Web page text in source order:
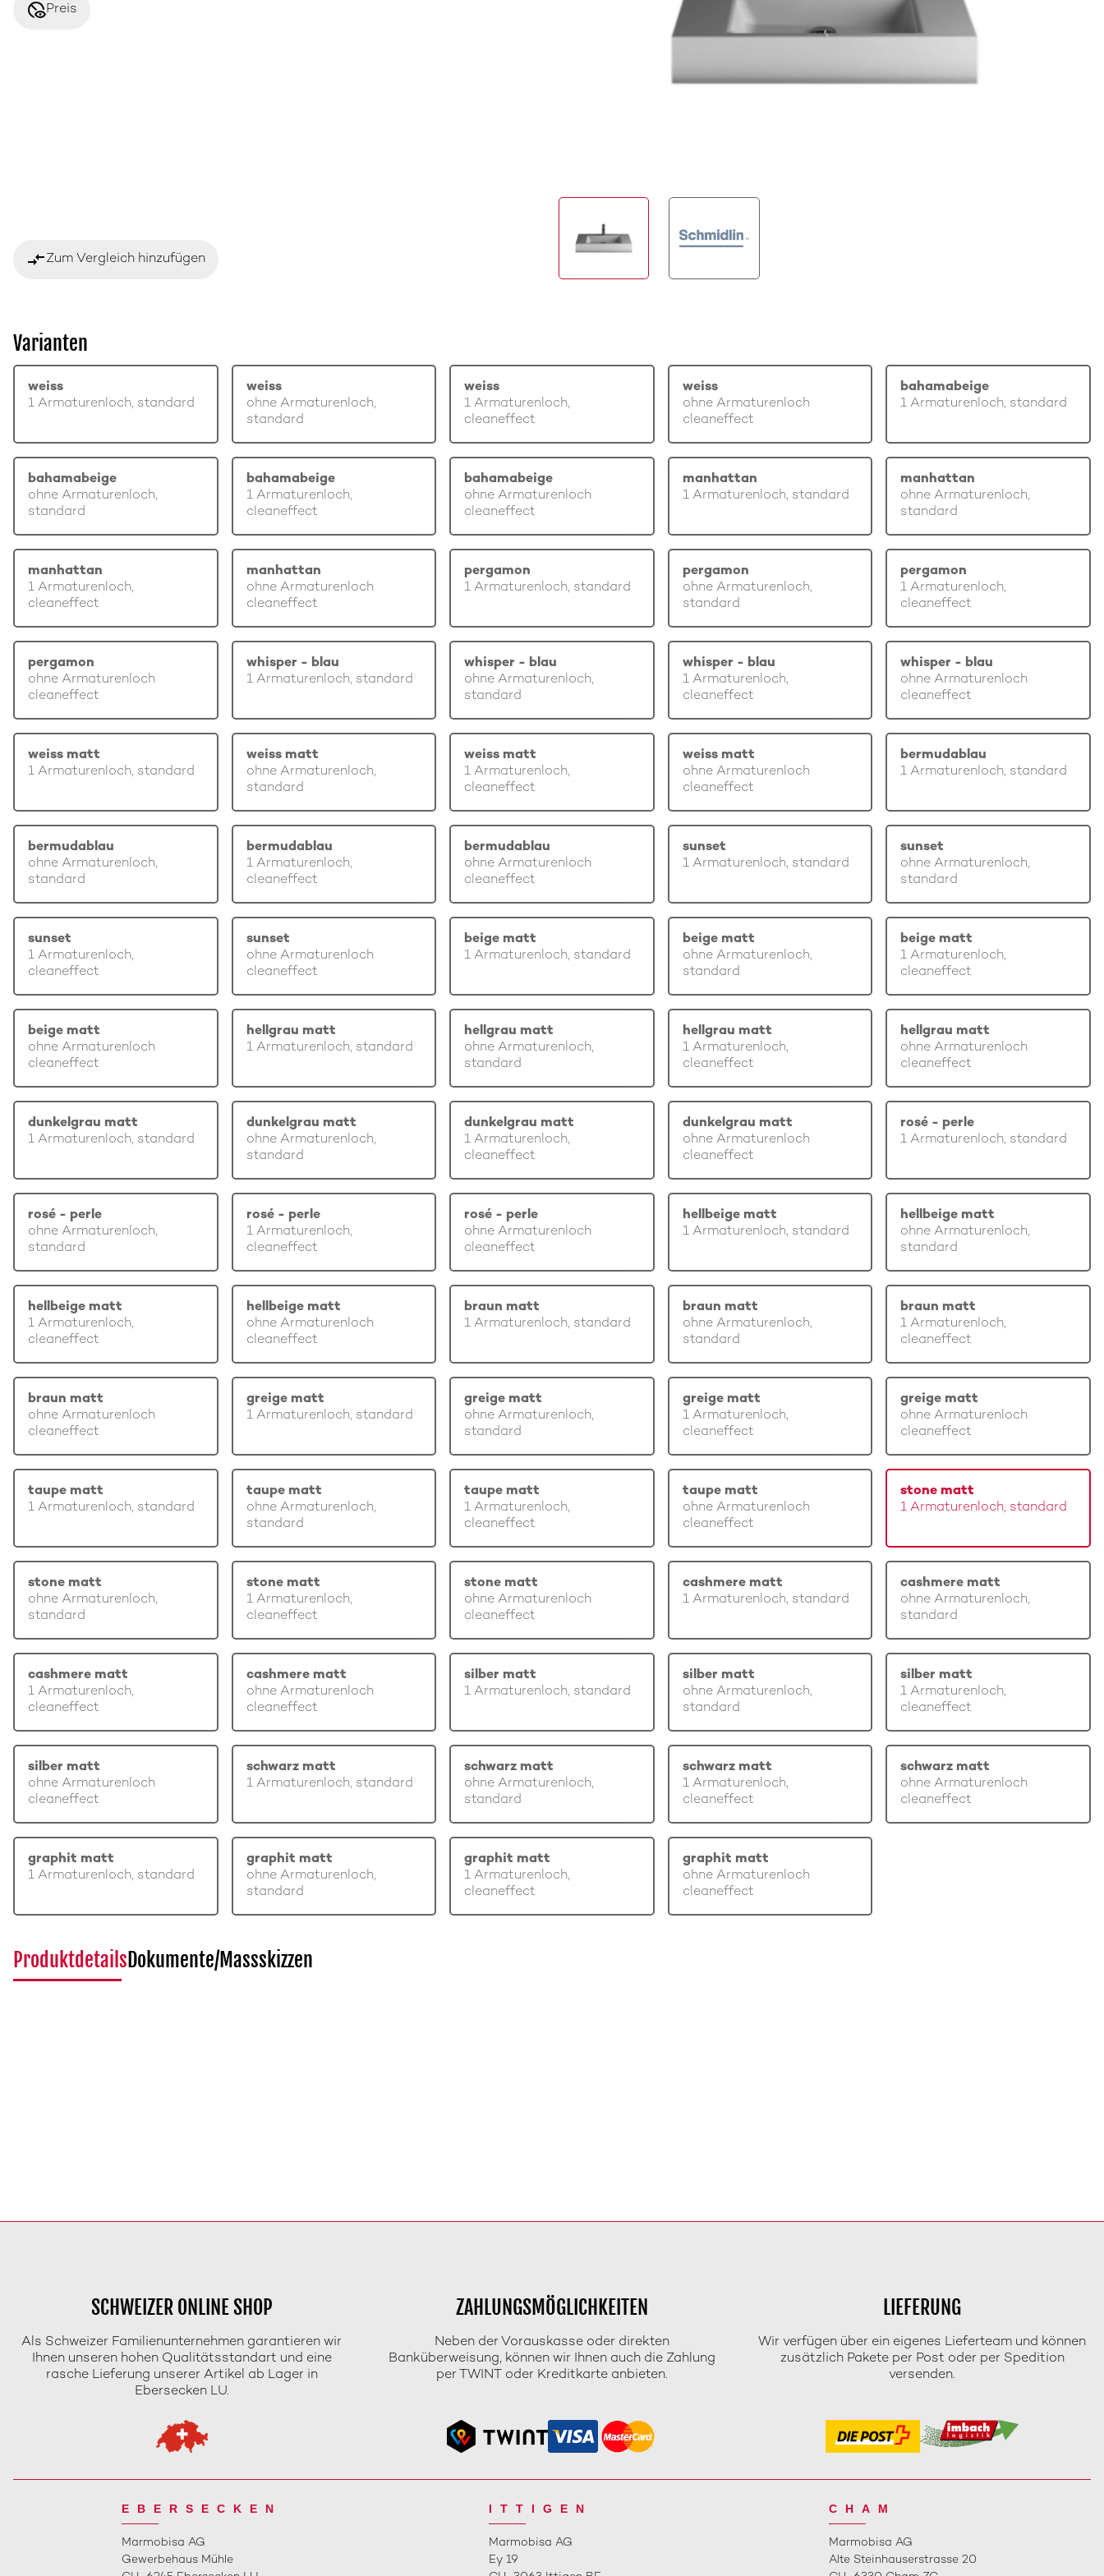
disabled_visiblePreis
compare_arrowsZum Vergleich hinzufügen
Varianten
weiss
1 Armaturenloch, standard
weiss
ohne Armaturenloch,
standard
weiss
1 Armaturenloch,
cleaneffect
weiss
ohne Armaturenloch
cleaneffect
bahamabeige
1 Armaturenloch, standard
bahamabeige
ohne Armaturenloch,
standard
bahamabeige
1 Armaturenloch,
cleaneffect
bahamabeige
ohne Armaturenloch
cleaneffect
manhattan
1 Armaturenloch, standard
manhattan
ohne Armaturenloch,
standard
manhattan
1 Armaturenloch,
cleaneffect
manhattan
ohne Armaturenloch
cleaneffect
pergamon
1 Armaturenloch, standard
pergamon
ohne Armaturenloch,
standard
pergamon
1 Armaturenloch,
cleaneffect
pergamon
ohne Armaturenloch
cleaneffect
whisper - blau
1 Armaturenloch, standard
whisper - blau
ohne Armaturenloch,
standard
whisper - blau
1 Armaturenloch,
cleaneffect
whisper - blau
ohne Armaturenloch
cleaneffect
weiss matt
1 Armaturenloch, standard
weiss matt
ohne Armaturenloch,
standard
weiss matt
1 Armaturenloch,
cleaneffect
weiss matt
ohne Armaturenloch
cleaneffect
bermudablau
1 Armaturenloch, standard
bermudablau
ohne Armaturenloch,
standard
bermudablau
1 Armaturenloch,
cleaneffect
bermudablau
ohne Armaturenloch
cleaneffect
sunset
1 Armaturenloch, standard
sunset
ohne Armaturenloch,
standard
sunset
1 Armaturenloch,
cleaneffect
sunset
ohne Armaturenloch
cleaneffect
beige matt
1 Armaturenloch, standard
beige matt
ohne Armaturenloch,
standard
beige matt
1 Armaturenloch,
cleaneffect
beige matt
ohne Armaturenloch
cleaneffect
hellgrau matt
1 Armaturenloch, standard
hellgrau matt
ohne Armaturenloch,
standard
hellgrau matt
1 Armaturenloch,
cleaneffect
hellgrau matt
ohne Armaturenloch
cleaneffect
dunkelgrau matt
1 Armaturenloch, standard
dunkelgrau matt
ohne Armaturenloch,
standard
dunkelgrau matt
1 Armaturenloch,
cleaneffect
dunkelgrau matt
ohne Armaturenloch
cleaneffect
rosé - perle
1 Armaturenloch, standard
rosé - perle
ohne Armaturenloch,
standard
rosé - perle
1 Armaturenloch,
cleaneffect
rosé - perle
ohne Armaturenloch
cleaneffect
hellbeige matt
1 Armaturenloch, standard
hellbeige matt
ohne Armaturenloch,
standard
hellbeige matt
1 Armaturenloch,
cleaneffect
hellbeige matt
ohne Armaturenloch
cleaneffect
braun matt
1 Armaturenloch, standard
braun matt
ohne Armaturenloch,
standard
braun matt
1 Armaturenloch,
cleaneffect
braun matt
ohne Armaturenloch
cleaneffect
greige matt
1 Armaturenloch, standard
greige matt
ohne Armaturenloch,
standard
greige matt
1 Armaturenloch,
cleaneffect
greige matt
ohne Armaturenloch
cleaneffect
taupe matt
1 Armaturenloch, standard
taupe matt
ohne Armaturenloch,
standard
taupe matt
1 Armaturenloch,
cleaneffect
taupe matt
ohne Armaturenloch
cleaneffect
stone matt
1 Armaturenloch, standard
stone matt
ohne Armaturenloch,
standard
stone matt
1 Armaturenloch,
cleaneffect
stone matt
ohne Armaturenloch
cleaneffect
cashmere matt
1 Armaturenloch, standard
cashmere matt
ohne Armaturenloch,
standard
cashmere matt
1 Armaturenloch,
cleaneffect
cashmere matt
ohne Armaturenloch
cleaneffect
silber matt
1 Armaturenloch, standard
silber matt
ohne Armaturenloch,
standard
silber matt
1 Armaturenloch,
cleaneffect
silber matt
ohne Armaturenloch
cleaneffect
schwarz matt
1 Armaturenloch, standard
schwarz matt
ohne Armaturenloch,
standard
schwarz matt
1 Armaturenloch,
cleaneffect
schwarz matt
ohne Armaturenloch
cleaneffect
graphit matt
1 Armaturenloch, standard
graphit matt
ohne Armaturenloch,
standard
graphit matt
1 Armaturenloch,
cleaneffect
graphit matt
ohne Armaturenloch
cleaneffect
ProduktdetailsDokumente/Massskizzen
SCHWEIZER ONLINE SHOP
Als Schweizer Familienunternehmen garantieren wir
Ihnen unseren hohen Qualitätsstandart und eine
rasche Lieferung unserer Artikel ab Lager in
Ebersecken LU.
ZAHLUNGSMÖGLICHKEITEN
Neben der Vorauskasse oder direkten
Banküberweisung, können wir Ihnen auch die Zahlung
per TWINT oder Kreditkarte anbieten.
LIEFERUNG
Wir verfügen über ein eigenes Lieferteam und können
zusätzlich Pakete per Post oder per Spedition
versenden.
EBERSECKEN
Marmobisa AG
Gewerbehaus Mühle
ITTIGEN
Marmobisa AG
Ey 19
CHAM
Marmobisa AG
Alte Steinhauserstrasse 20